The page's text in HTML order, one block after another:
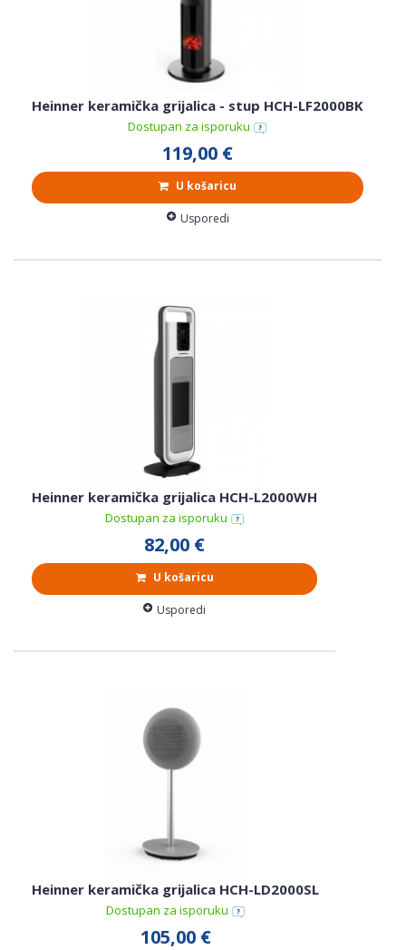
Heinner keramička grijalica - stup HCH-LF2000BK
Dostupan za isporuku
119,00 €
U košaricu
Usporedi
Heinner keramička grijalica HCH-L2000WH
Dostupan za isporuku
82,00 €
U košaricu
Usporedi
Heinner keramička grijalica HCH-LD2000SL
Dostupan za isporuku
105,00 €